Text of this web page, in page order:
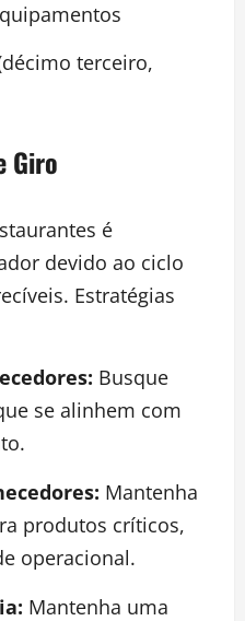
terceiro,
Giro
é
devido ao ciclo
Estratégias
Busque
se alinhem com
Mantenha
produtos críticos,
operacional.
Mantenha uma